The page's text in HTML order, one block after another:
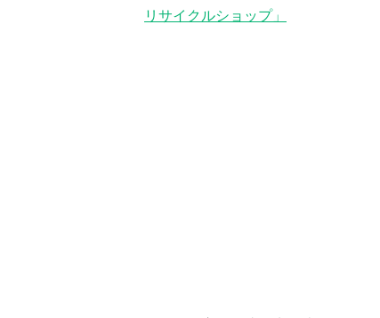
リサイクルショップ」